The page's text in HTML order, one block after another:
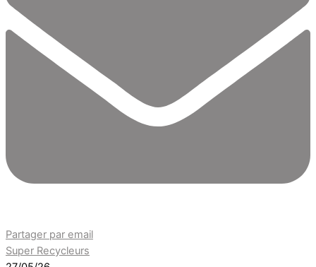
Partager par email
Super Recycleurs